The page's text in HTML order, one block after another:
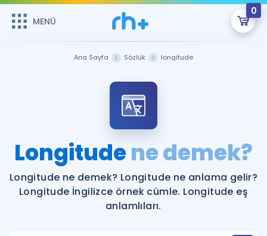
MENÜ
0
ÜYE DEĞİLİM
Sepetin Şu An Boş.
Remzi Hoca ile seni sınava hazırlayacak onlarca eğitim seni
bekliyor!
MENÜ
Katılımcı Görüşleri
Faydalı Araçlar
Ana Sayfa Sözlük longitude
Longitudene demek?
Longitude ne demek? Longitude ne anlama gelir?
Longitude İngilizce örnek cümle. Longitude eş
anlamlıları.